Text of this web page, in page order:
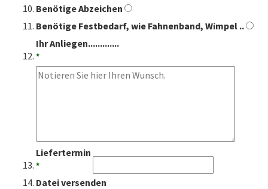
Benötige Abzeichen
Benötige Festbedarf, wie Fahnenband, Wimpel ..
Ihr Anliegen.............
*
Liefertermin
*
Datei versenden